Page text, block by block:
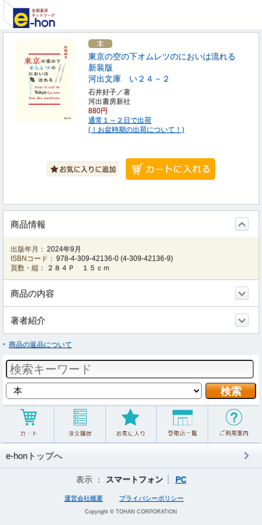
東京の空の下オムレツのにおいは流れる
新装版
河出文庫 い２４－２
石井好子／著
河出書房新社
880円
通常１～２日で出荷
(！お盆時期の出荷について！)
商品情報
出版年月： 2024年9月
ISBNコード： 978-4-309-42136-0 (4-309-42136-9)
頁数・縦：
２８４Ｐ １５ｃｍ
商品の内容
著者紹介
商品の返品について
e-honトップへ
表示 ： スマートフォン PC
運営会社概要 プライバシーポリシー
Copyright © TOHAN CORPORATION